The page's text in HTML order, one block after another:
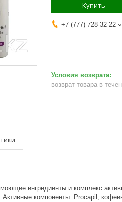
Купить
+7 (777) 728-32-22
возврат товара в
ингредиенты и комплекс
компоненты: Procapil,